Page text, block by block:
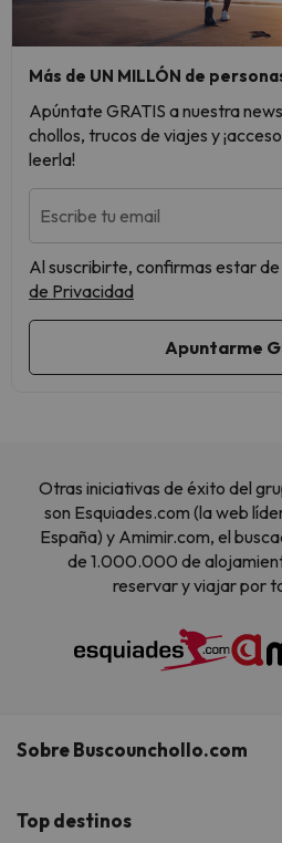
Más de UN MILLÓN de
Apúntate GRATIS a nuestra
chollos, trucos de viajes y
leerla!
Escribe tu email
Al suscribirte, confirmas estar
de Privacidad
Otras iniciativas de éxito del
son Esquiades.com (la web
España) y Amimir.com, el
de 1.000.000 de
reservar y viajar por
Sobre Buscounchollo.com
¿Quiénes somos?
Top destinos